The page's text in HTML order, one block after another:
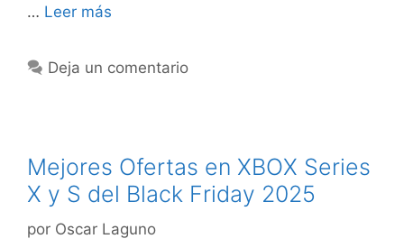
… Leer más
Deja un comentario
Mejores Ofertas en XBOX Series
X y S del Black Friday 2025
por Oscar Laguno